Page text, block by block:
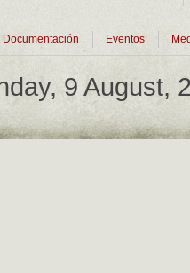
Documentación Eventos
9 August,